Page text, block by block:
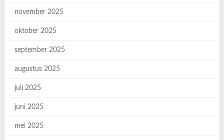
november 2025
oktober 2025
september 2025
augustus 2025
juli 2025
juni 2025
mei 2025